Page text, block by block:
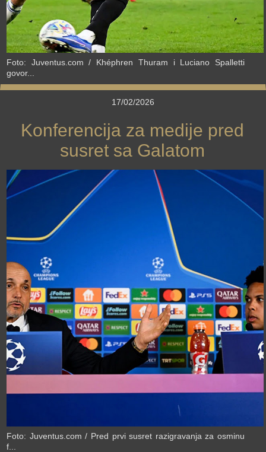
Foto: Juventus.com / Khéphren Thuram i Luciano Spalletti
govor...
17/02/2026
Konferencija za medije pred
susret sa Galatom
›
Foto: Juventus.com / Pred prvi susret razigravanja za osminu
f...